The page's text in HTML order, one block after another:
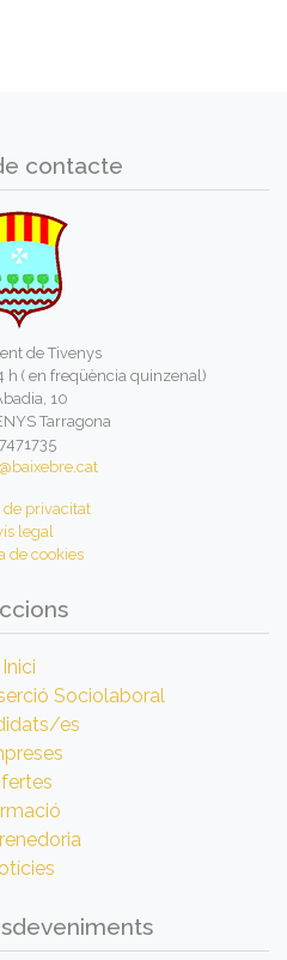
contacte
de Tivenys
h ( en freqüència quinzenal)
10
Tarragona
de privacitat
legal
de cookies
Inici
Sociolaboral
es